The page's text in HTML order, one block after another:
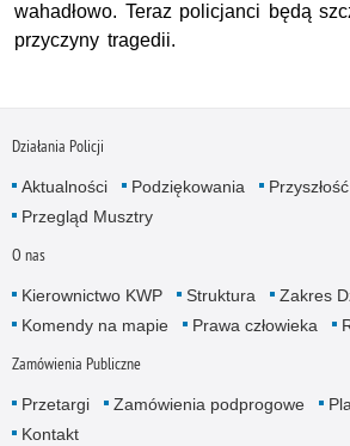
wahadłowo. Teraz policjanci będą
przyczyny tragedii.
Działania Policji
Aktualności Podziękowania
Przegląd Musztry
O nas
Kierownictwo KWP Struktura Zakres
Komendy na mapie
Prawa człowieka
Zamówienia Publiczne
Przetargi Zamówienia podprogowe
Kontakt